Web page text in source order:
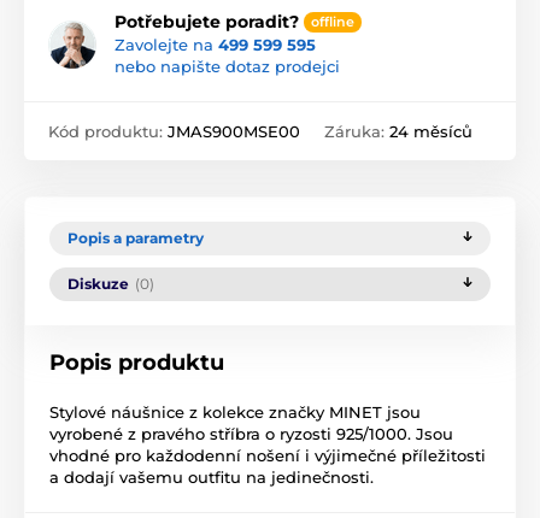
Potřebujete poradit? offline
Zavolejte na 499 599 595
nebo napište dotaz prodejci
Kód produktu: JMAS900MSE00 Záruka: 24 měsíců
Popis a parametry
Diskuze (0)
Popis produktu
Stylové náušnice z kolekce značky MINET jsou
vyrobené z pravého stříbra o ryzosti 925/1000. Jsou
vhodné pro každodenní nošení i výjimečné příležitosti
a dodají vašemu outfitu na jedinečnosti.